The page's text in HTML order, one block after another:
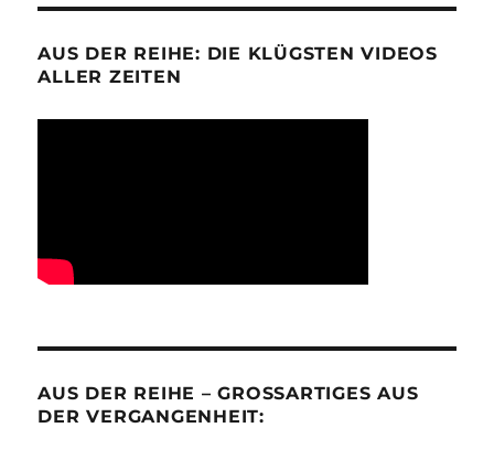
AUS DER REIHE: DIE KLÜGSTEN VIDEOS
ALLER ZEITEN
AUS DER REIHE – GROSSARTIGES AUS D
ER VERGANGENHEIT: